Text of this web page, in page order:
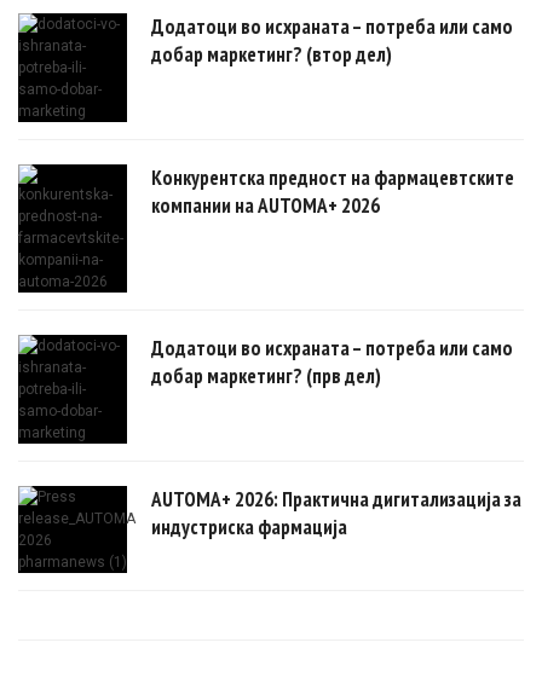
Додатоци во исхраната – потреба или само
добар маркетинг? (втор дел)
Конкурентска предност на фармацевтските
компании на AUTOMA+ 2026
Додатоци во исхраната – потреба или само
добар маркетинг? (прв дел)
AUTOMA+ 2026: Практична дигитализација за
индустриска фармација